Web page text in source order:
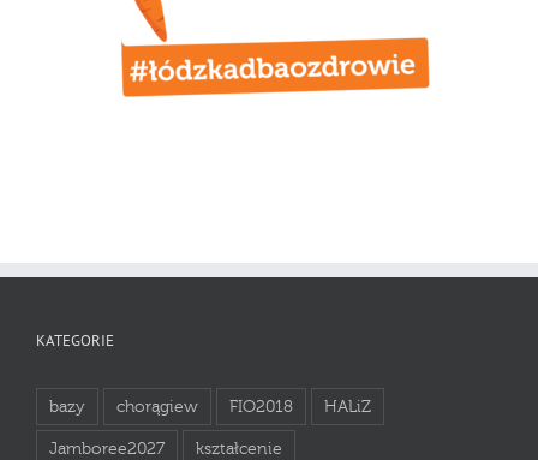
KATEGORIE
bazy chorągiew FIO2018 HALiZ
Jamboree2027 kształcenie